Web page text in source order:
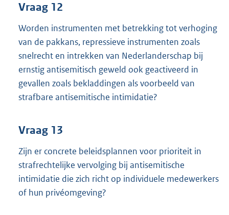
Vraag 12
Worden instrumenten met betrekking tot verhoging
van de pakkans, repressieve instrumenten zoals
snelrecht en intrekken van Nederlanderschap bij
ernstig antisemitisch geweld ook geactiveerd in
gevallen zoals bekladdingen als voorbeeld van
strafbare antisemitische intimidatie?
Vraag 13
Zijn er concrete beleidsplannen voor prioriteit in
strafrechtelijke vervolging bij antisemitische
intimidatie die zich richt op individuele medewerkers
of hun privéomgeving?